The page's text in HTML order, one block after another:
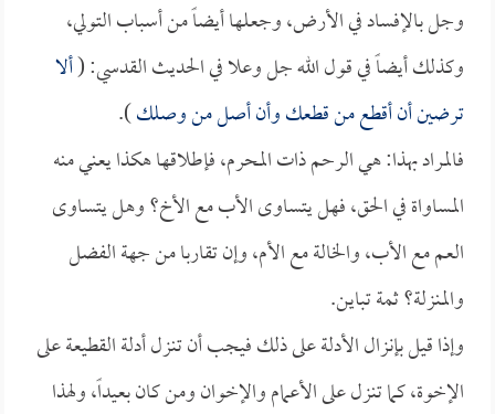
وجل بالإفساد في الأرض، وجعلها أيضاً من أسباب التولي،
وكذلك أيضاً في قول الله جل وعلا في الحديث القدسي: (ألا
ترضين أن أقطع من قطعك وأن أصل من وصلك).
فالمراد بهذا: هي الرحم ذات المحرم، فإطلاقها هكذا يعني منه
المساواة في الحق، فهل يتساوى الأب مع الأخ؟ وهل يتساوى
العم مع الأب، والخالة مع الأم، وإن تقاربا من جهة الفضل
والمنزلة؟ ثمة تباين.
وإذا قيل بإنزال الأدلة على ذلك فيجب أن تنزل أدلة القطيعة على
الإخوة، كما تنزل على الأعمام والإخوان ومن كان بعيداً، ولهذا